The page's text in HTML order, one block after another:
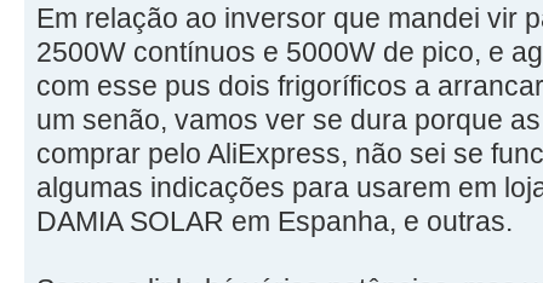
Em relação ao inversor que mandei vir
2500W contínuos e 5000W de pico, e
com esse pus dois frigoríficos a
um senão, vamos ver se dura porque
comprar pelo AliExpress, não sei se
algumas indicações para usarem em
DAMIA SOLAR em Espanha, e outras.